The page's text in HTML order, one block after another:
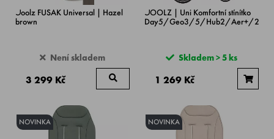
Joolz FUSAK Universal | Hazel
brown
Není skladem
3 299 Kč
JOOLZ | Uni Komfortní stínítko
Day5/Geo3/5/Hub2/Aer+/2
Skladem > 5 ks
1 269 Kč
NOVINKA NOVINKA